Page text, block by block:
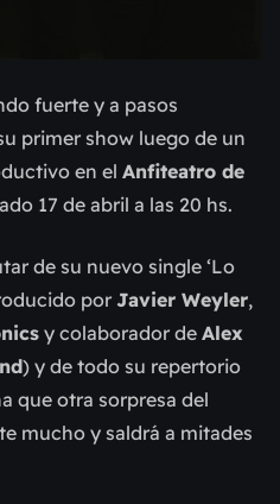
fuerte y a pasos
primer show luego de un
en el Anfiteatro de
17 de abril a las 20 hs.
de su nuevo single ‘Lo
por Javier Weyler,
y colaborador de Alex
) y de todo su repertorio
que otra sorpresa del
mucho y saldrá a mitades